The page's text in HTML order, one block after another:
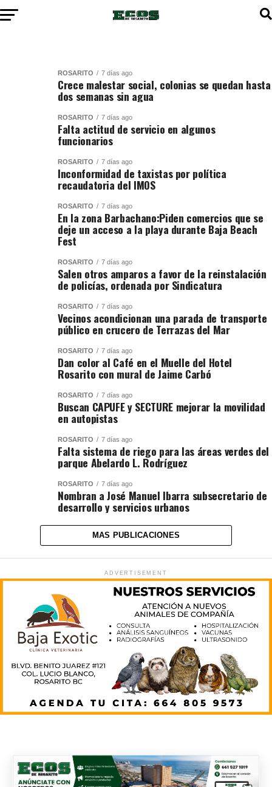
ROSARITO 7 días ago
Crece malestar social, colonias se quedan hasta
dos semanas sin agua
ROSARITO 7 días ago
Falta actitud de servicio en algunos
funcionarios
ROSARITO 7 días ago
Inconformidad de taxistas por política
recaudatoria del IMOS
ROSARITO 7 días ago
En la zona Barbachano:Piden comercios que se
deje un acceso a la playa durante Baja Beach
Fest
ROSARITO 7 días ago
Salen otros amparos a favor de la reinstalación
de policías, ordenada por Sindicatura
ROSARITO 7 días ago
Vecinos acondicionan una parada de transporte
público en crucero de Terrazas del Mar
ROSARITO 7 días ago
Dan color al Café en el Muelle del Hotel
Rosarito con mural de Jaime Carbó
ROSARITO 7 días ago
Buscan CAPUFE y SECTURE mejorar la movilidad
en autopistas
ROSARITO 7 días ago
Falta sistema de riego para las áreas verdes del
parque Abelardo L. Rodríguez
ROSARITO 7 días ago
Nombran a José Manuel Ibarra subsecretario de
desarrollo y servicios urbanos
MAS PUBLICACIONES
ADVERTISEMENT